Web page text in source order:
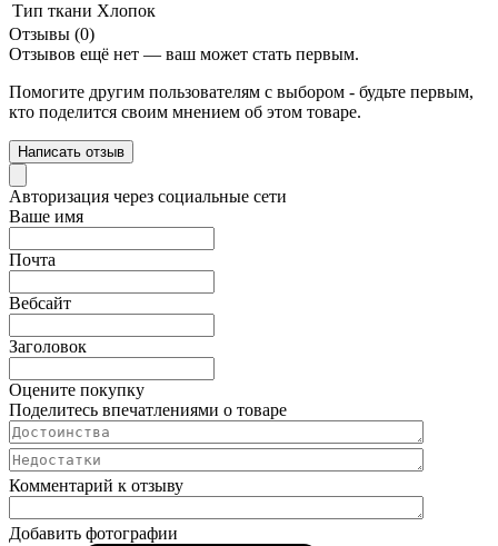
Тип ткани Хлопок
Отзывы (0)
Отзывов ещё нет — ваш может стать первым.
Помогите другим пользователям с выбором - будьте первым,
кто поделится своим мнением об этом товаре.
Написать отзыв
Авторизация через социальные сети
Ваше имя
Почта
Вебсайт
Заголовок
Оцените покупку
Поделитесь впечатлениями о товаре
Комментарий к отзыву
Добавить фотографии